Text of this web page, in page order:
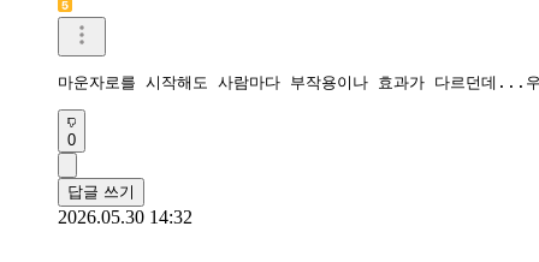
마운자로를 시작해도 사람마다 부작용이나 효과가 다르던데...
0
답글 쓰기
2026.05.30 14:32